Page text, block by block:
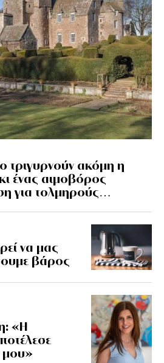
τριγυρνούν ακόμη η
ένας αιμοβόρος
για τολμηρούς…
να μας
βάρος
«Η
μου»